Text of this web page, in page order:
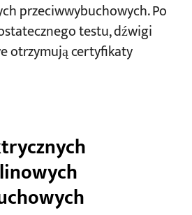
przeciwwybuchowych. Po
testu, dźwigi
otrzymują certyfikaty